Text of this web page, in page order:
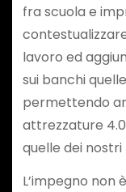
fra scuola e
lavoro ed
sui banchi
permettendo
attrezzature
quelle dei
L’impegno non